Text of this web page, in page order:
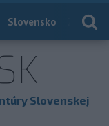
Slovensko
Slovenskej